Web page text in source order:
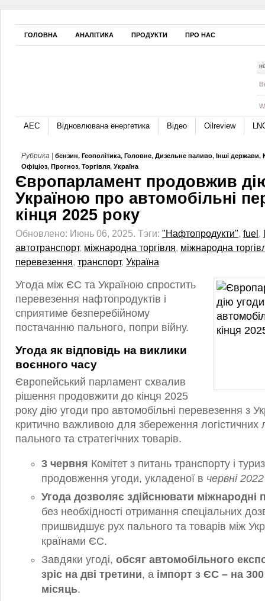
ГОЛОВНА АНАЛІТИКА ПРОДУКТИ ПРО НАС
АЕС Відновлювана енергетика Відео Oilreview
Рубрика | бензин, Геополітика, Головне, Дизельне паливо, Інші держави,
Офіціоз, Прогноз, Торгівля, Україна
Європарламент продовжив
Україною про автомобільні
кінця 2025 року
Обновлено: Июнь 06, 2025. Тэги: "Нафтопродукти", fuel,
автотранспорт, міжнародна торгівля, міжнародна
перевезення, транспорт, Україна
Угода між ЄС та Україною спростить
перевезення нафтопродуктів і
сприятиме безперебійному
постачанню пального, попри війну.
Угода як відповідь на виклики
воєнного часу
Європейський парламент схвалив
рішення продовжити до кінця 2025
року дію угоди про автомобільні перевезення з
критично важливою для збереження логістичних
пального та стратегічних товарів.
3 червня Комітет з питань транспорту і
продовження угоди, укладеної в червні
Угода дозволяє здійснювати міжнародні
без необхідності отримання спеціальних
пришвидшує рух пального та товарів між
країнами ЄС.
Завдяки угоді, обсяг автомобільного
зріс на дві третини, а імпорт з ЄС – на
місяць.